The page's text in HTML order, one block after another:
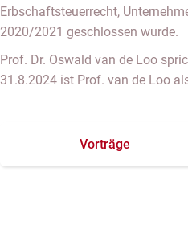
Erbschaftsteuerrecht,
2020/2021 geschlossen wurde.
Prof. Dr. Oswald van de Loo
31.8.2024 ist Prof. van de Loo
Vorträge